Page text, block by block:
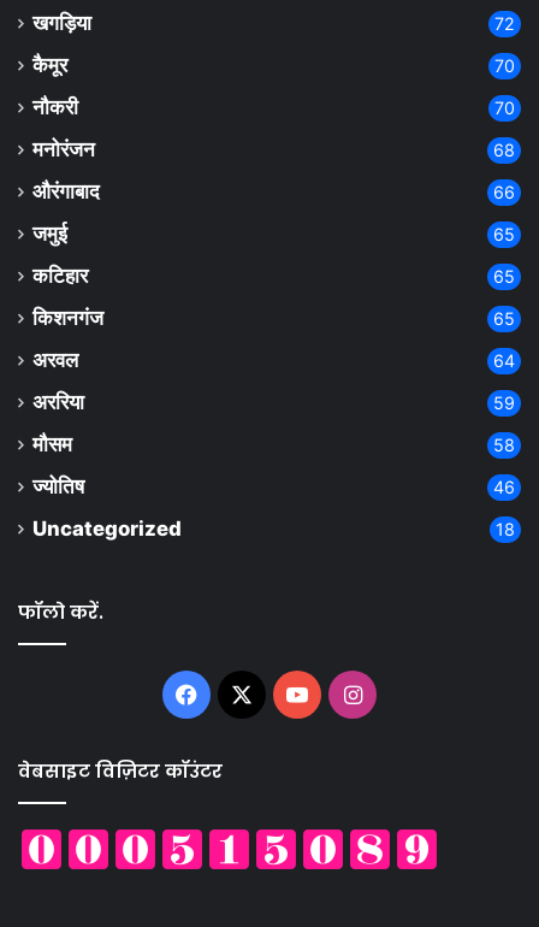
खगड़िया 72
कैमूर 70
नौकरी 70
मनोरंजन 68
औरंगाबाद 66
जमुई 65
कटिहार 65
किशनगंज 65
अरवल 64
अररिया 59
मौसम 58
ज्योतिष 46
Uncategorized 18
फॉलो करें.
Facebook
X YouTubeInstagram
वेबसाइट विज़िटर कॉउंटर